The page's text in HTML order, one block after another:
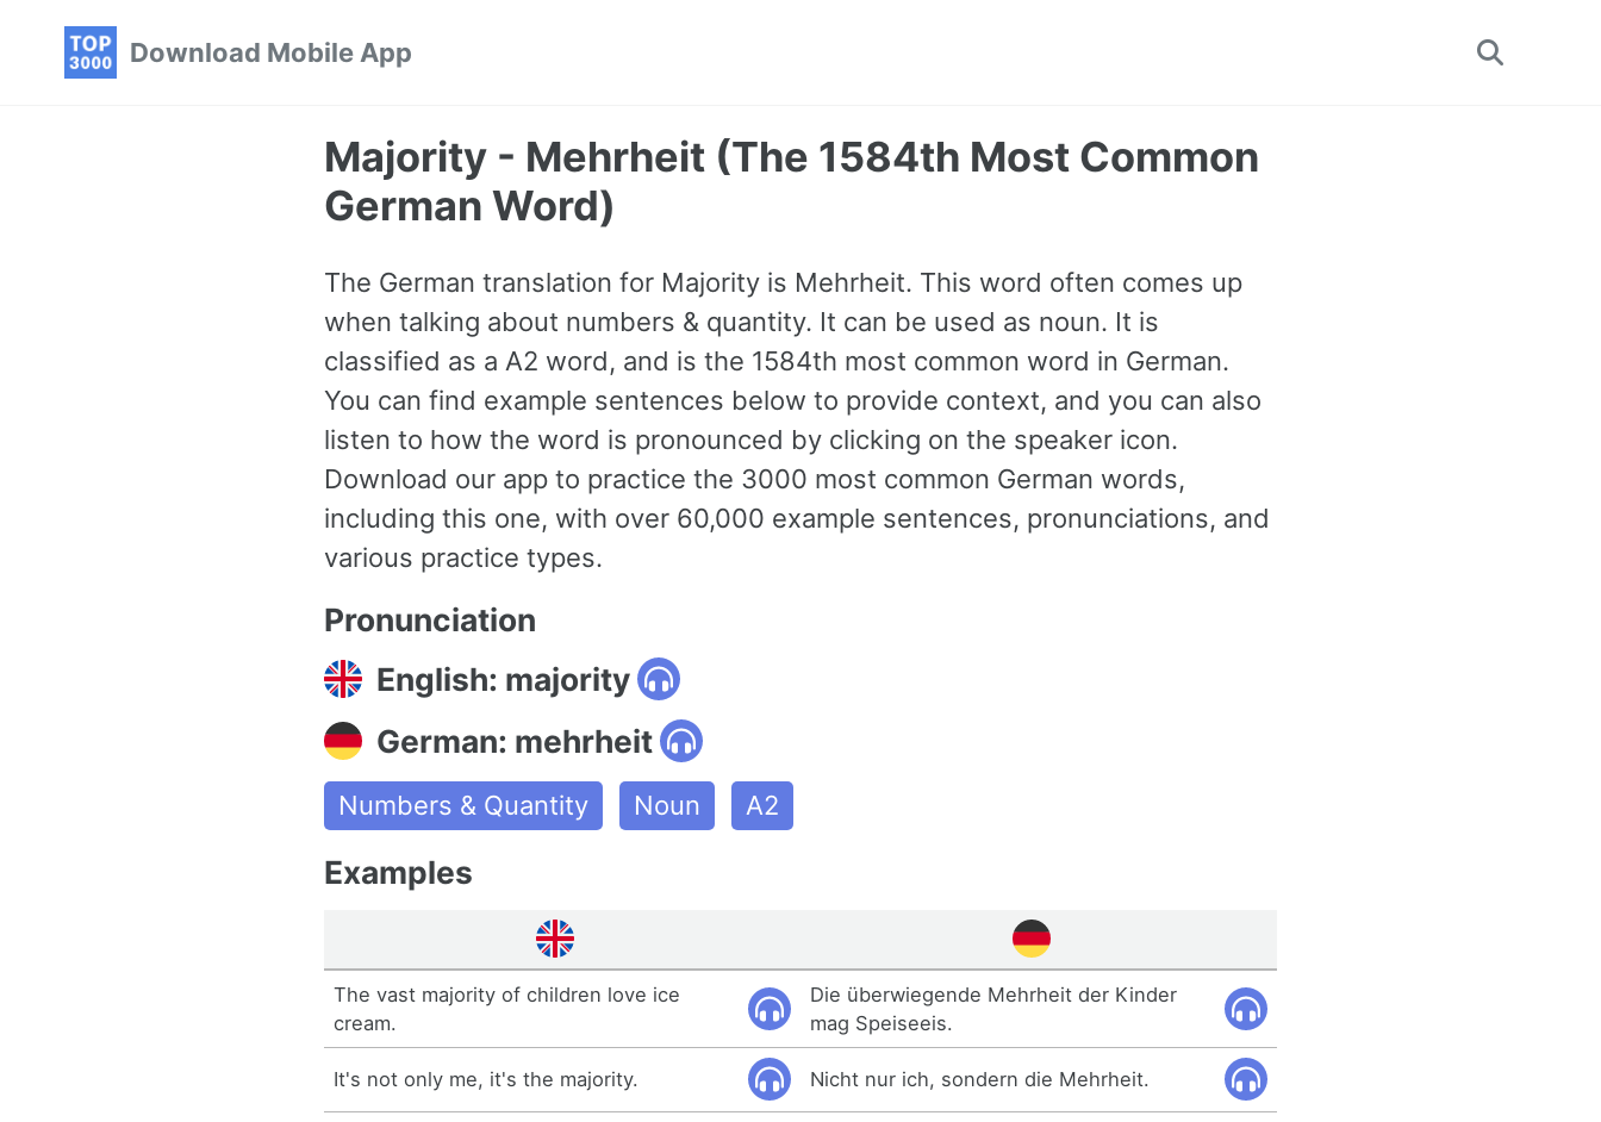
Download Mobile App
Toggle
Majority - Mehrheit (The 1584th Most Common
German Word)
The German translation for Majority is Mehrheit. This word often comes up
when talking about numbers & quantity. It can be used as noun. It is
classified as a A2 word, and is the 1584th most common word in German.
You can find example sentences below to provide context, and you can also
listen to how the word is pronounced by clicking on the speaker icon.
Download our app to practice the 3000 most common German words,
including this one, with over 60,000 example sentences, pronunciations, and
various practice types.
Pronunciation
English: majority
German: mehrheit
Numbers & Quantity Noun A2
Examples
The vast majority of children love ice
cream.
Die überwiegende Mehrheit der Kinder
mag Speiseeis.
It's not only me, it's the majority. Nicht nur ich, sondern die Mehrheit.